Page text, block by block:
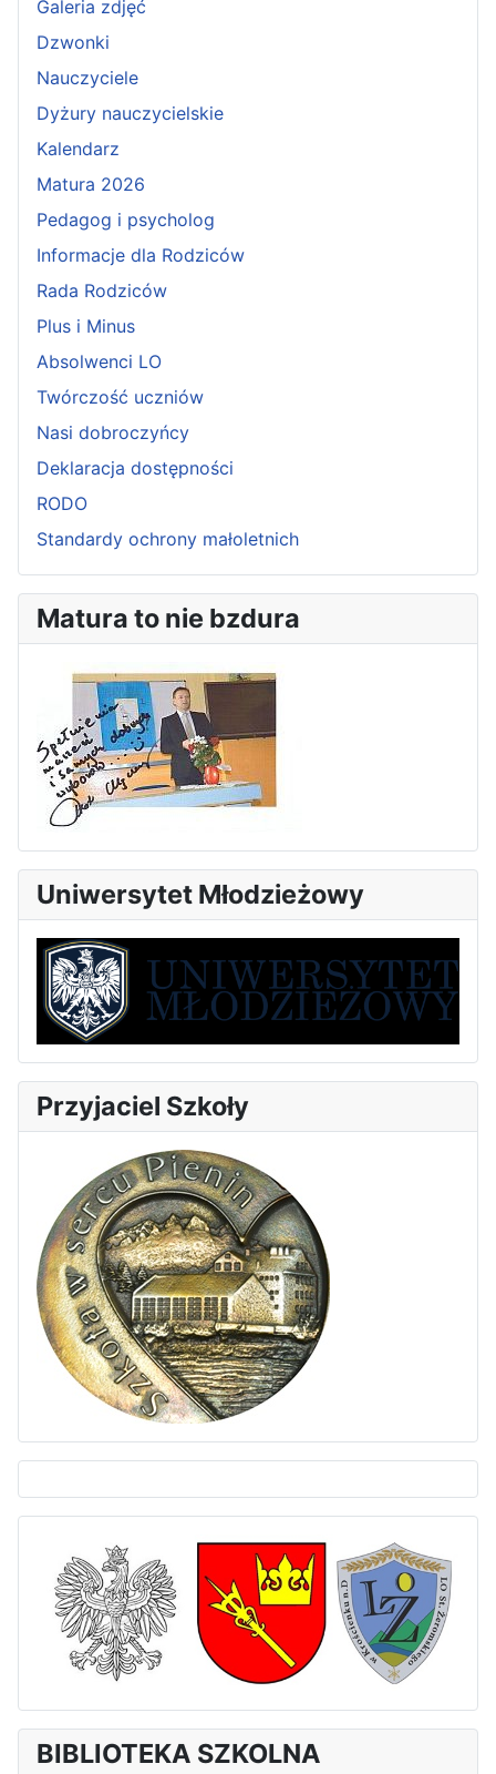
Galeria zdjęć
Dzwonki
Nauczyciele
Dyżury nauczycielskie
Kalendarz
Matura 2026
Pedagog i psycholog
Informacje dla Rodziców
Rada Rodziców
Plus i Minus
Absolwenci LO
Twórczość uczniów
Nasi dobroczyńcy
Deklaracja dostępności
RODO
Standardy ochrony małoletnich
Matura to nie bzdura
Uniwersytet Młodzieżowy
Przyjaciel Szkoły
BIBLIOTEKA SZKOLNA